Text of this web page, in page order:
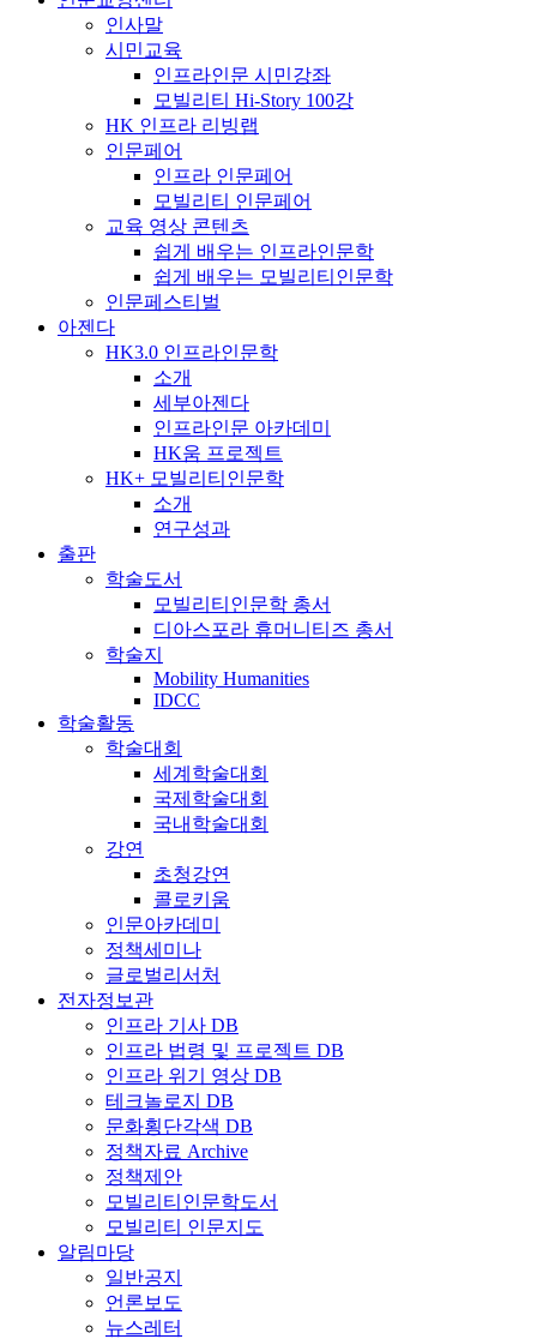
인사말
시민교육
인프라인문 시민강좌
모빌리티 Hi-Story 100강
HK 인프라 리빙랩
인문페어
인프라 인문페어
모빌리티 인문페어
교육 영상 콘텐츠
쉽게 배우는 인프라인문학
쉽게 배우는 모빌리티인문학
인문페스티벌
아젠다
HK3.0 인프라인문학
소개
세부아젠다
인프라인문 아카데미
HK움 프로젝트
HK+ 모빌리티인문학
소개
연구성과
출판
학술도서
모빌리티인문학 총서
디아스포라 휴머니티즈 총서
학술지
Mobility Humanities
IDCC
학술활동
학술대회
세계학술대회
국제학술대회
국내학술대회
강연
초청강연
콜로키움
인문아카데미
정책세미나
글로벌리서처
전자정보관
인프라 기사 DB
인프라 법령 및 프로젝트 DB
인프라 위기 영상 DB
테크놀로지 DB
문화횡단각색 DB
정책자료 Archive
정책제안
모빌리티인문학도서
모빌리티 인문지도
알림마당
일반공지
언론보도
뉴스레터